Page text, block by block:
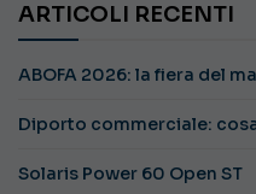
ARTICOLI RECENTI
ABOFA 2026: la fiera del
Diporto commerciale:
Solaris Power 60 Open ST